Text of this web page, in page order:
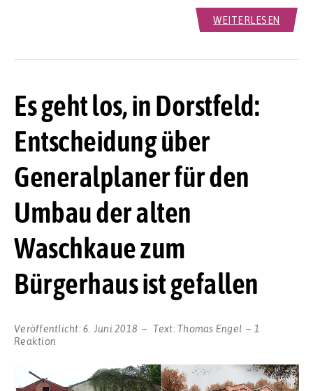
WEITERLESEN
Es geht los, in Dorstfeld:
Entscheidung über
Generalplaner für den
Umbau der alten
Waschkaue zum
Bürgerhaus ist gefallen
Veröffentlicht:6. Juni 2018 Text:Thomas Engel
1
Reaktion